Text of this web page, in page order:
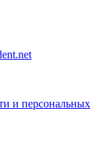
и персональных